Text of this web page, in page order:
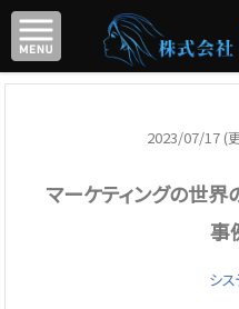
2023/07/17 (
マーケティングの世界
事
シ